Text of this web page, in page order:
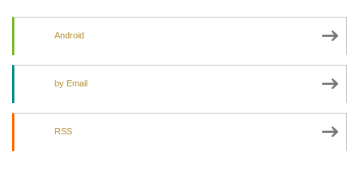
Android
by Email
RSS